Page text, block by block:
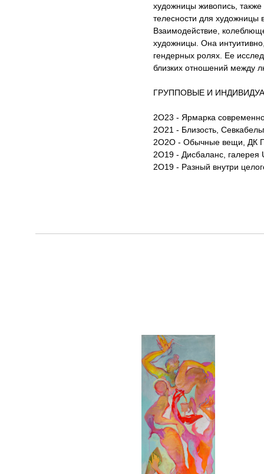
художницы живопись, также
телесности для художницы
Взаимодействие,
художницы. Она
гендерных ролях. Ее
близких отношений между
ГРУППОВЫЕ И
2О23 - Ярмарка
2О21 - Близость,
2О2О - Обычные вещи, ДК
2О19 - Дисбаланс, галерея
2О19 - Разный внутри